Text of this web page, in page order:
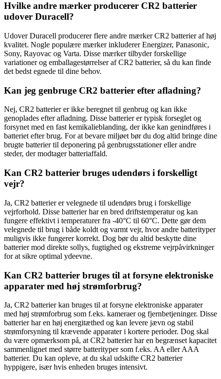
Hvilke andre mærker producerer CR2 batterier
udover Duracell?
Udover Duracell producerer flere andre mærker CR2 batterier af høj
kvalitet. Nogle populære mærker inkluderer Energizer, Panasonic,
Sony, Rayovac og Varta. Disse mærker tilbyder forskellige
variationer og emballagestørrelser af CR2 batterier, så du kan finde
det bedst egnede til dine behov.
Kan jeg genbruge CR2 batterier efter afladning?
Nej, CR2 batterier er ikke beregnet til genbrug og kan ikke
genoplades efter afladning. Disse batterier er typisk forseglet og
forsynet med en fast kemikalieblanding, der ikke kan genindføres i
batteriet efter brug. For at bevare miljøet bør du dog altid bringe dine
brugte batterier til deponering på genbrugsstationer eller andre
steder, der modtager batteriaffald.
Kan CR2 batterier bruges udendørs i forskelligt
vejr?
Ja, CR2 batterier er velegnede til udendørs brug i forskellige
vejrforhold. Disse batterier har en bred driftstemperatur og kan
fungere effektivt i temperaturer fra -40°C til 60°C. Dette gør dem
velegnede til brug i både koldt og varmt vejr, hvor andre batterityper
muligvis ikke fungerer korrekt. Dog bør du altid beskytte dine
batterier mod direkte sollys, fugtighed og ekstreme vejrpåvirkninger
for at sikre optimal ydeevne.
Kan CR2 batterier bruges til at forsyne elektroniske
apparater med høj strømforbrug?
Ja, CR2 batterier kan bruges til at forsyne elektroniske apparater
med høj strømforbrug som f.eks. kameraer og fjernbetjeninger. Disse
batterier har en høj energitæthed og kan levere jævn og stabil
strømforsyning til krævende apparater i kortere perioder. Dog skal
du være opmærksom på, at CR2 batterier har en begrænset kapacitet
sammenlignet med større batterityper som f.eks. AA eller AAA
batterier. Du kan opleve, at du skal udskifte CR2 batterier
hyppigere, især hvis enheden bruges intensivt.